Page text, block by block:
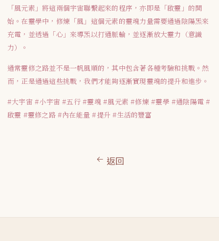
「風元素」將這兩個宇宙聯繫起來的程序，亦即是「啟靈」的開
始。在靈學中，修煉「風」這個元素的靈魂力量需要通過陰陽炁來
充電，並透過「心」來導炁以打通脈輪，並逐漸放大靈力（意識
力）。
通常靈修之路並不是一帆風順的，其中包含著各種考驗和挑戰。然
而，正是通過這些挑戰，我們才能夠逐漸實現靈魂的提升和進步。
#大宇宙 #小宇宙 #五行 #靈魂 #風元素 #修煉 #靈學 #通陰陽電 #
啟靈 #靈修之路 #內在能量 #提升 #生活的豐富
返回